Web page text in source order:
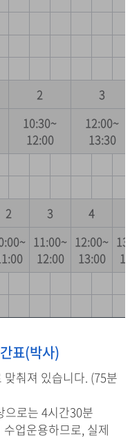
2 3
10:30~
12:00
12:00~
13:30
2 3 4
11:00~
12:00
12:00~
13:00
표(박사)
춰져 있습니다. (75분
로는 4시간30분
업운용하므로, 실제